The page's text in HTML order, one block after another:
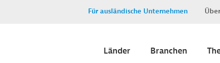
Für ausländische Unternehmen
Länder Branchen